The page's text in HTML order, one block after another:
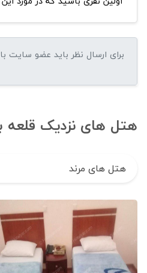
هتل های نزدیک قلعه
هتل های مرند